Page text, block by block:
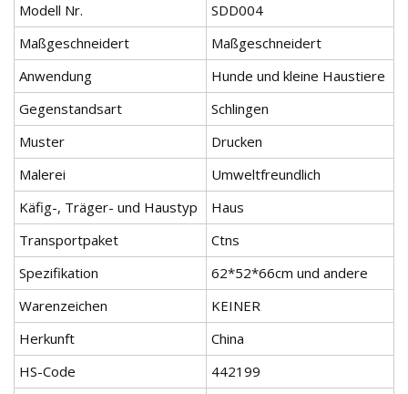
Modell Nr.
SDD004
Maßgeschneidert
Maßgeschneidert
Anwendung
Hunde und kleine Haustiere
Gegenstandsart
Schlingen
Muster
Drucken
Malerei
Umweltfreundlich
Käfig-, Träger- und Haustyp
Haus
Transportpaket
Ctns
Spezifikation
62*52*66cm und andere
Warenzeichen
KEINER
Herkunft
China
HS-Code
442199